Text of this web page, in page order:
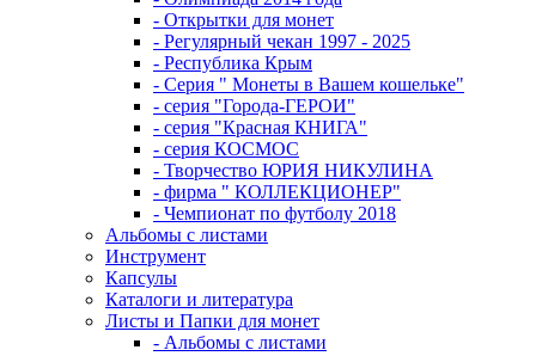
- Открытки для монет
- Регулярный чекан 1997 - 2025
- Республика Крым
- Серия " Монеты в Вашем кошельке"
- серия "Города-ГЕРОИ"
- серия "Красная КНИГА"
- серия КОСМОС
- Творчество ЮРИЯ НИКУЛИНА
- фирма " КОЛЛЕКЦИОНЕР"
- Чемпионат по футболу 2018
Альбомы с листами
Инструмент
Капсулы
Каталоги и литература
Листы и Папки для монет
- Альбомы с листами